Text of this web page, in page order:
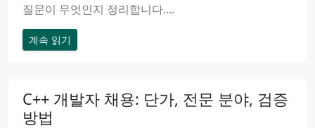
질문이 무엇인지 정리합니다....
계속 읽기
C++ 개발자 채용: 단가, 전문 분야, 검증
방법